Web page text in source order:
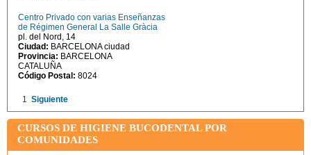
Centro Privado con varias Enseñanzas
de Régimen General La Salle Gràcia
pl. del Nord, 14
Ciudad: BARCELONA ciudad
Provincia: BARCELONA
CATALUÑA
Código Postal: 8024
1 Siguiente
CURSOS DE HIGIENE BUCODENTAL POR
COMUNIDADES